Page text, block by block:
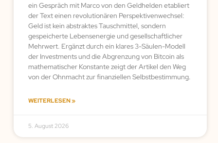
ein Gespräch mit Marco von den Geldhelden etabliert
der Text einen revolutionären Perspektivenwechsel:
Geld ist kein abstraktes Tauschmittel, sondern
gespeicherte Lebensenergie und gesellschaftlicher
Mehrwert. Ergänzt durch ein klares 3-Säulen-Modell
der Investments und die Abgrenzung von Bitcoin als
mathematischer Konstante zeigt der Artikel den Weg
von der Ohnmacht zur finanziellen Selbstbestimmung.
WEITERLESEN »
5. August 2026